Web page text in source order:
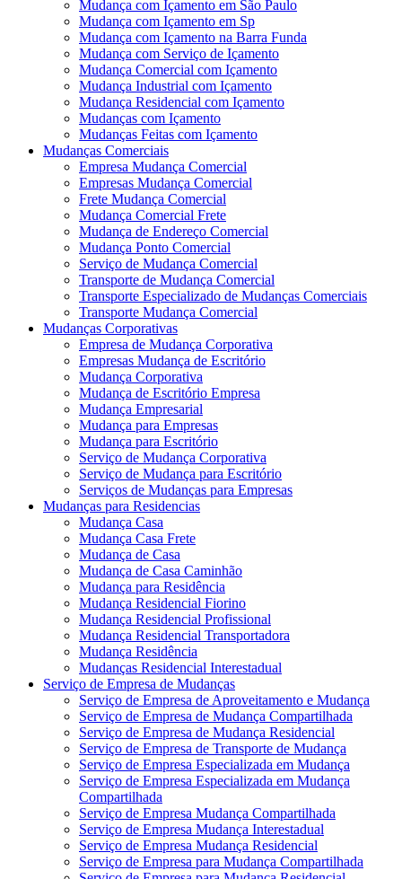
Mudança com Içamento em São Paulo
Mudança com Içamento em Sp
Mudança com Içamento na Barra Funda
Mudança com Serviço de Içamento
Mudança Comercial com Içamento
Mudança Industrial com Içamento
Mudança Residencial com Içamento
Mudanças com Içamento
Mudanças Feitas com Içamento
Mudanças Comerciais
Empresa Mudança Comercial
Empresas Mudança Comercial
Frete Mudança Comercial
Mudança Comercial Frete
Mudança de Endereço Comercial
Mudança Ponto Comercial
Serviço de Mudança Comercial
Transporte de Mudança Comercial
Transporte Especializado de Mudanças Comerciais
Transporte Mudança Comercial
Mudanças Corporativas
Empresa de Mudança Corporativa
Empresas Mudança de Escritório
Mudança Corporativa
Mudança de Escritório Empresa
Mudança Empresarial
Mudança para Empresas
Mudança para Escritório
Serviço de Mudança Corporativa
Serviço de Mudança para Escritório
Serviços de Mudanças para Empresas
Mudanças para Residencias
Mudança Casa
Mudança Casa Frete
Mudança de Casa
Mudança de Casa Caminhão
Mudança para Residência
Mudança Residencial Fiorino
Mudança Residencial Profissional
Mudança Residencial Transportadora
Mudança Residência
Mudanças Residencial Interestadual
Serviço de Empresa de Mudanças
Serviço de Empresa de Aproveitamento e Mudança
Serviço de Empresa de Mudança Compartilhada
Serviço de Empresa de Mudança Residencial
Serviço de Empresa de Transporte de Mudança
Serviço de Empresa Especializada em Mudança
Serviço de Empresa Especializada em Mudança
Compartilhada
Serviço de Empresa Mudança Compartilhada
Serviço de Empresa Mudança Interestadual
Serviço de Empresa Mudança Residencial
Serviço de Empresa para Mudança Compartilhada